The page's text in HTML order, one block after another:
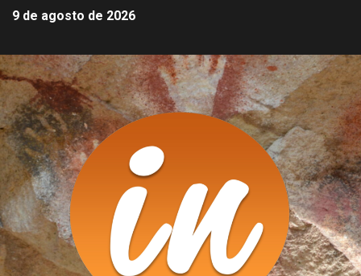
9 de agosto de 2026